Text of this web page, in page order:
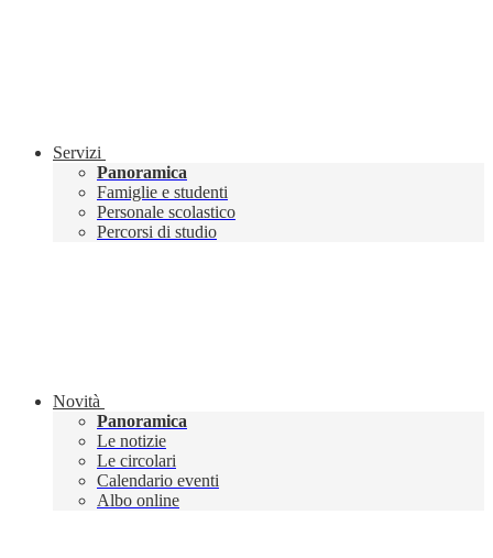
Servizi
Panoramica
Famiglie e studenti
Personale scolastico
Percorsi di studio
Novità
Panoramica
Le notizie
Le circolari
Calendario eventi
Albo online